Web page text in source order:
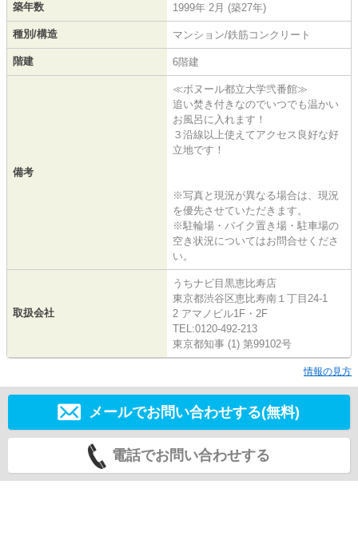
築年数 1999年 2月 (築27年)
種別/構造 マンション/鉄筋コンクリート
階建 6階建
備考
≪ボヌール都立大学弐番館≫
追い焚き付きなのでいつでも温かい
お風呂に入れます！
３沿線以上使えてアクセス良好な好
立地です！
※写真と現況が異なる場合は、現況
を優先させていただきます。
※駐輪場・バイク置き場・駐車場の
空き状況についてはお問合せくださ
い。
取扱会社
うちナビ目黒恵比寿店
東京都渋谷区恵比寿南１丁目24-1
2 アマノビル1F・2F
TEL:0120-492-213
東京都知事 (1) 第99102号
情報の見方
メールでお問い合わせする(無料)
電話でお問い合わせする